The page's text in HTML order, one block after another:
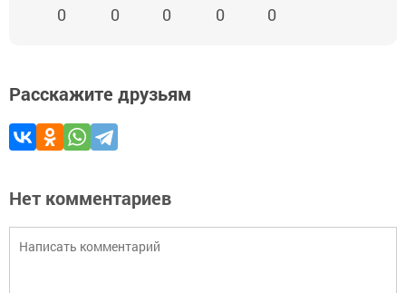
0 0 0 0 0
Расскажите друзьям
Нет комментариев